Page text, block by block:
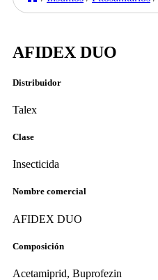
AFIDEX DUO
Distribuidor
Talex
Clase
Insecticida
Nombre comercial
AFIDEX DUO
Composición
Acetamiprid, Buprofezin